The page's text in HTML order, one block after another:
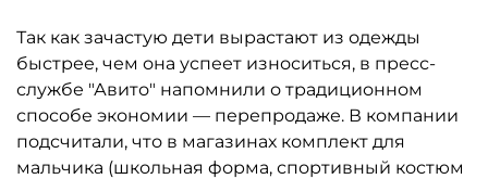
Так как зачастую дети вырастают из одежды
быстрее, чем она успеет износиться, в пресс-
службе "Авито" напомнили о традиционном
способе экономии — перепродаже. В компании
подсчитали, что в магазинах комплект для
мальчика (школьная форма, спортивный костюм